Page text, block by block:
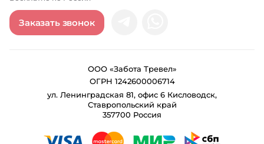
Заказать звонок
ООО «Забота Тревел»
ОГРН 1242600006714
ул. Ленинградская 81, офис 6 Кисловодск,
Ставропольский край
357700 Россия